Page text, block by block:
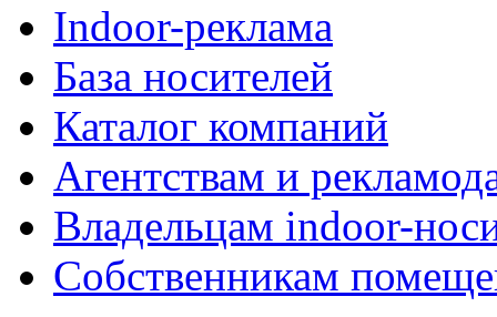
Indoor-реклама
База носителей
Каталог компаний
Агентствам и
Владельцам indoor-
Собственникам